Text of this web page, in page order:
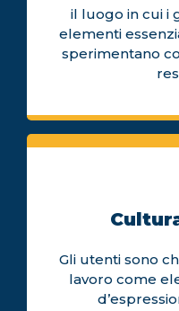
il luogo in cui i
elementi
sperimentano
Gli utenti sono
lavoro come